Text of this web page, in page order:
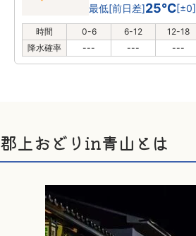
最低[前日差]25℃[±0]
時間 0-6 6-12 12-18
降水確率
--- --- ---
郡上おどりin青山とは